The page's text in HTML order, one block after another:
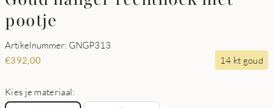
pootje
Artikelnummer: GNGP313
€392,00 14 kt goud
Kies je materiaal: